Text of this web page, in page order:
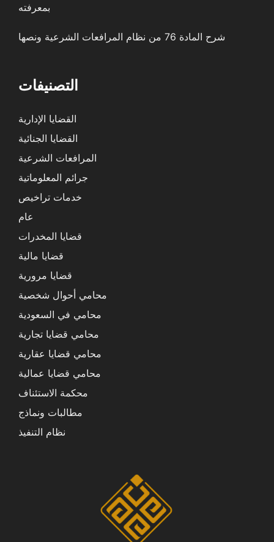
بمعرفته
شرح المادة 76 من نظام المرافعات الشرعية ونصها
التصنيفات
القضايا الإدارية
القضايا الجنائية
المرافعات الشرعية
جرائم المعلوماتية
خدمات تراخيص
عام
قضايا المخدرات
قضايا مالية
قضايا مرورية
محامي أحوال شخصية
محامي في السعودية
محامي قضايا تجارية
محامي قضايا عقارية
محامي قضايا عمالية
محكمة الاستئناف
مطالبات ونماذج
نظام التنفيذ